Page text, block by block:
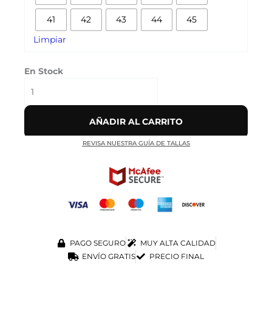
41 42 43 44 45
Limpiar
En Stock
cantidad
AÑADIR AL CARRITO
REVISA NUESTRA GUÍA DE TALLAS
PAGO SEGURO
MUY ALTA CALIDAD
ENVÍO GRATIS
PRECIO FINAL